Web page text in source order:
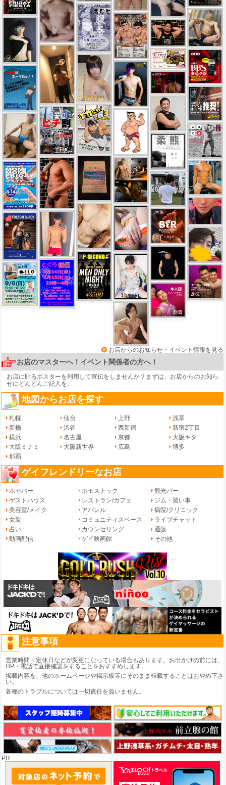
お店からのお知らせ・イベント情報を見る
お店のマスターへ！イベント関係者の方へ！
お店に貼るポスターを利用して宣伝をしませんか？まずは、 お店からのお知ら
せにどんどんご記入を。
地図からお店を探す
札幌 仙台 上野
浅草
新橋
渋谷 西新宿
新宿2丁目
横浜
名古屋 京都
大阪キタ
大阪ミナミ
大阪新世界 広島
博多
那覇
ゲイフレンドリーなお店
ホモバー ホモスナック
観光バー
ゲストハウス
レストラン/カフェ
ジム・習い事
美容室/メイク
アパレル
病院/クリニック
女装
コミュニティスペース
ライブチャット
占い
カウンセリング
通販
動画配信
ゲイ映画館 その他
注意事項
営業時間・定休日などが変更になっている場合もあります。お出かけの前には、
HP・電話で直接確認をすることをおすすめします。
掲載内容を、他のホームページや掲示板等にそのまま転載することはおやめ下さ
い。
各種のトラブルについては一切責任を負いません。
PR